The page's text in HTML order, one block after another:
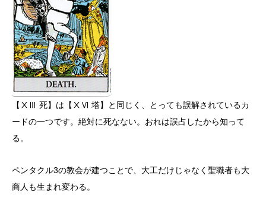
【ⅩⅢ 死】は【ⅩⅥ 塔】と同じく、とっても誤解されているカ
ードの一つです。絶対に死なない。おれは誤占したから知って
る。
ペンタクル3の教会が建つことで、大工だけじゃなく聖職者も大
商人も生まれ変わる。